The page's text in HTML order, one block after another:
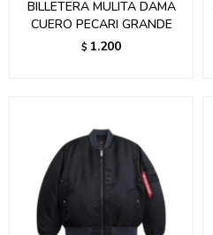
BILLETERA MULITA DAMA
CUERO PECARI GRANDE
$ 1.200